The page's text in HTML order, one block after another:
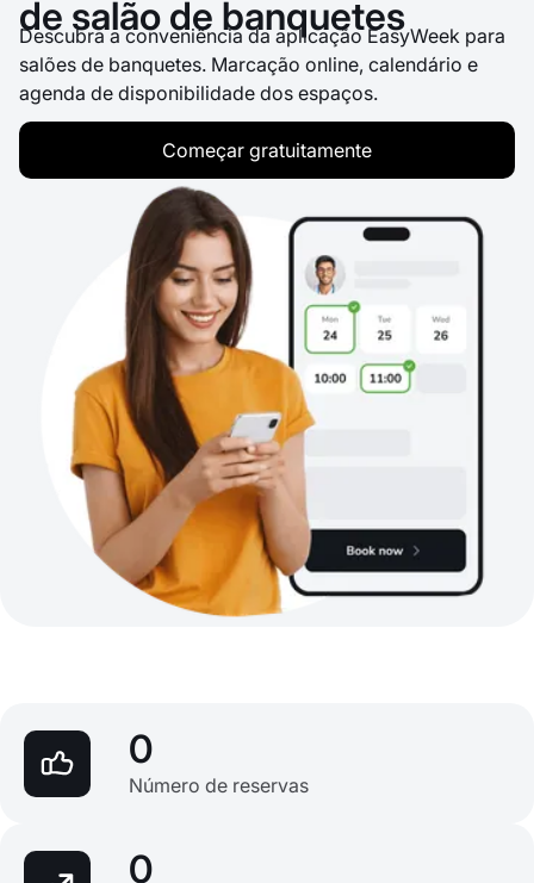
de salão de banquetes
Descubra a conveniência da aplicação EasyWeek para
salões de banquetes. Marcação online, calendário e
agenda de disponibilidade dos espaços.
Começar gratuitamente
0
Número de reservas
0